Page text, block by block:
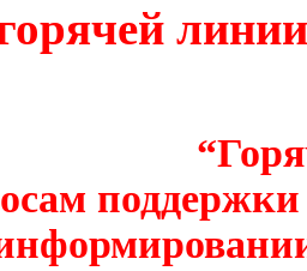
поддержки